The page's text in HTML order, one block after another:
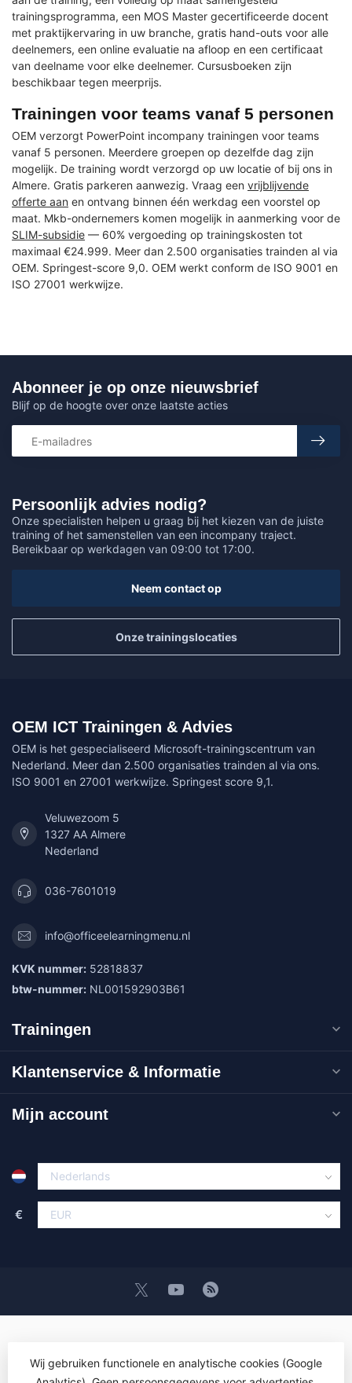
trainingsprogramma, een MOS Master gecertificeerde docent
met praktijkervaring in uw branche, gratis hand-outs voor alle
deelnemers, een online evaluatie na afloop en een certificaat
van deelname voor elke deelnemer. Cursusboeken zijn
beschikbaar tegen meerprijs.
Trainingen voor teams vanaf 5 personen
OEM verzorgt PowerPoint incompany trainingen voor teams
vanaf 5 personen. Meerdere groepen op dezelfde dag zijn
mogelijk. De training wordt verzorgd op uw locatie of bij ons in
Almere. Gratis parkeren aanwezig. Vraag een vrijblijvende
offerte aan en ontvang binnen één werkdag een voorstel op
maat. Mkb-ondernemers komen mogelijk in aanmerking voor de
SLIM-subsidie — 60% vergoeding op trainingskosten tot
maximaal €24.999. Meer dan 2.500 organisaties trainden al via
OEM. Springest-score 9,0. OEM werkt conform de ISO 9001 en
ISO 27001 werkwijze.
Persoonlijk advies nodig?
Onze specialisten helpen u graag bij het kiezen van de juiste
training of het samenstellen van een incompany traject.
Bereikbaar op werkdagen van 09:00 tot 17:00.
Neem contact op
Onze trainingslocaties
Abonneer je op onze nieuwsbrief
Blijf op de hoogte over onze laatste acties
OEM ICT Trainingen & Advies
OEM is het gespecialiseerd Microsoft-trainingscentrum van
Nederland. Meer dan 2.500 organisaties trainden al via ons.
ISO 9001 en 27001 werkwijze. Springest score 9,1.
Veluwezoom 5
1327 AA Almere
Nederland
036-7601019
info@officeelearningmenu.nl
KVK nummer: 52818837
btw-nummer: NL001592903B61
Trainingen
Klantenservice & Informatie
Mijn account
€
Wij gebruiken functionele en analytische cookies (Google